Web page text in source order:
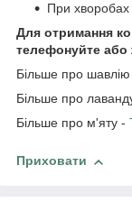
При хворобах
Для отримання
телефонуйте або
Більше про
Більше про
Більше про м'яту -
Приховати